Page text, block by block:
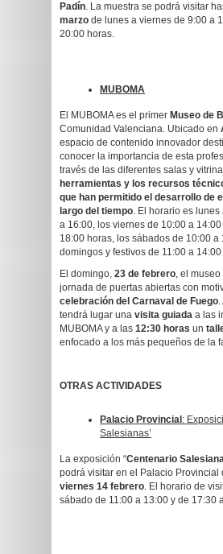
Padín. La muestra se podrá visitar
marzo de lunes a viernes de 9:00 a
20:00 horas.
MUBOMA
El MUBOMA es el primer Museo de
Comunidad Valenciana. Ubicado en
espacio de contenido innovador
conocer la importancia de esta
través de las diferentes salas y
herramientas y los recursos
que han permitido el desarrollo de
largo del tiempo. El horario es
a 16:00, los viernes de 10:00 a
18:00 horas, los sábados de 10:00 a
domingos y festivos de 11:00 a
El domingo, 23 de febrero, el
jornada de puertas abiertas con
celebración del Carnaval de Fuego.
tendrá lugar una visita guiada a las
MUBOMA y a las 12:30 horas un
enfocado a los más pequeños de la
OTRAS ACTIVIDADES
Palacio Provincial :
Salesianas’
La exposición “Centenario
podrá visitar en el Palacio Provincial
viernes 14 febrero. El horario de
sábado de 11:00 a 13:00 y de 17:30